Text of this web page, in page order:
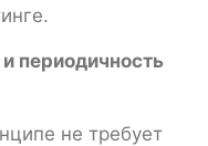
периодичность
не требует